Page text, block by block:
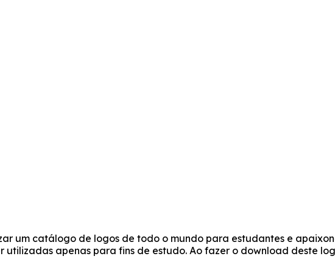
um catálogo de logos de todo o mundo para estudantes e
utilizadas apenas para fins de estudo. Ao fazer o download deste